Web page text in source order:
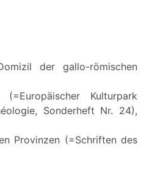
der gallo-römischen
Kulturpark
Sonderheft Nr. 24),
Provinzen (=Schriften des